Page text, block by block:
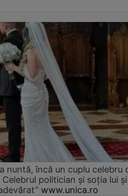
nuntă, încă un cuplu celebru
politician și soția lui
www.unica.ro